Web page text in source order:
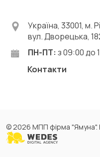
Україна, 33001, м.
вул. Дворецька,
ПН-ПТ: з 09:00 до
Контакти
© 2026 МПП фірма "Ямуна".